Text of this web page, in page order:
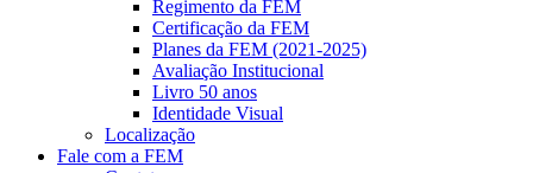
Regimento da FEM
Certificação da FEM
Planes da FEM (2021-2025)
Avaliação Institucional
Livro 50 anos
Identidade Visual
Localização
Fale com a FEM